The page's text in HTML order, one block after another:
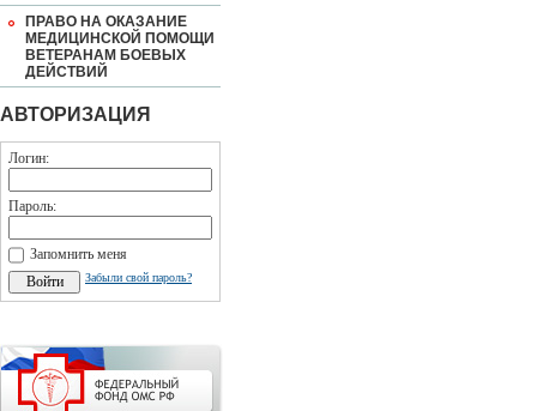
ПРАВО НА ОКАЗАНИЕ
МЕДИЦИНСКОЙ ПОМОЩИ
ВЕТЕРАНАМ БОЕВЫХ
ДЕЙСТВИЙ
АВТОРИЗАЦИЯ
Логин:
Пароль:
Запомнить меня
Забыли свой пароль?